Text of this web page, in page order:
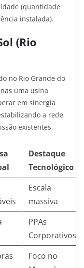
(quantidade
instalada).
(Rio
no Rio Grande do
uma usina
em sinergia
a rede
existentes.
Destaque
Tecnológico
Escala
massiva
PPAs
Corporativos
Foco no